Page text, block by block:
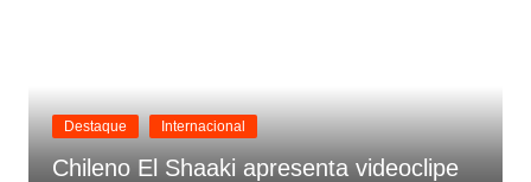
Destaque Internacional
Chileno El Shaaki apresenta videoclipe